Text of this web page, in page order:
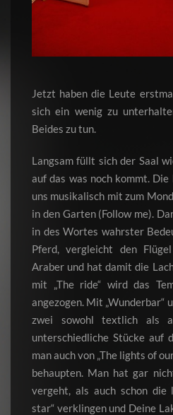
Jetzt haben die Leute
sich ein wenig zu
Beides zu tun.
Langsam füllt sich der Saal
auf das was noch kommt.
uns musikalisch mit zum
in den Garten (Follow me).
in des Wortes wahrster
Pferd, vergleicht den
Araber und hat damit die
mit „The ride“ wird das
angezogen. Mit „Wunderbar“
zwei sowohl textlich als
unterschiedliche Stücke auf
man auch von „The lights of
behaupten. Man hat gar
vergeht, als auch schon die
star“ verklingen und Deine